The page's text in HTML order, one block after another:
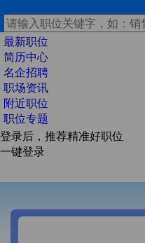
最新职位
简历中心
名企招聘
职场资讯
附近职位
职位专题
登录后，推荐精准好职位
一键登录